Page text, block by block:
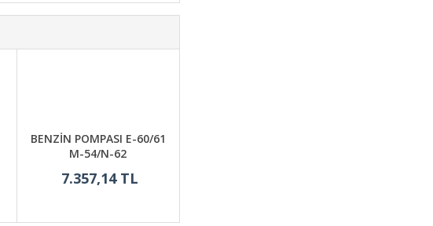
BENZİN POMPASI E-60/61
M-54/N-62
7.357,14 TL